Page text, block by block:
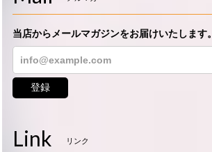
当店からメールマガジンをお届けいたします。
登録
Link リンク